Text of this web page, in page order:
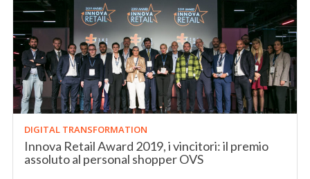
DIGITAL TRANSFORMATION
Innova Retail Award 2019, i vincitori: il premio
assoluto al personal shopper OVS